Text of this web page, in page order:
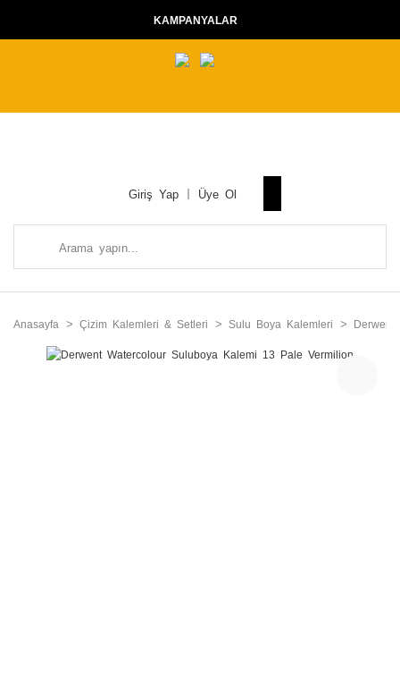
KAMPANYALAR
Giriş Yap Üye Ol
Anasayfa Çizim Kalemleri & Setleri Sulu Boya Kalemleri Derwent